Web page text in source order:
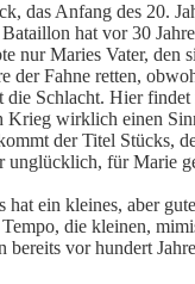
das Anfang des 20.
hat vor 30
nur Maries Vater, den
der Fahne retten,
die Schlacht. Hier
Krieg wirklich einen
der Titel Stücks,
für Marie
hat ein kleines, aber
die kleinen,
bereits vor hundert